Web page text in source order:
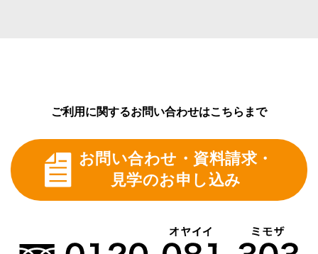
ご利用に関するお問い合わせはこちらまで
お問い合わせ・資料請求・
見学のお申し込み